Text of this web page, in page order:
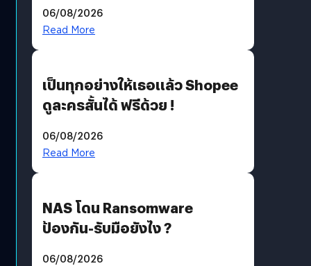
?
06/08/2026
Read More
เป็นทุกอย่างให้เธอแล้ว Shopee
ดูละครสั้นได้ ฟรีด้วย !
06/08/2026
Read More
NAS โดน Ransomware
ป้องกัน-รับมือยังไง ?
06/08/2026